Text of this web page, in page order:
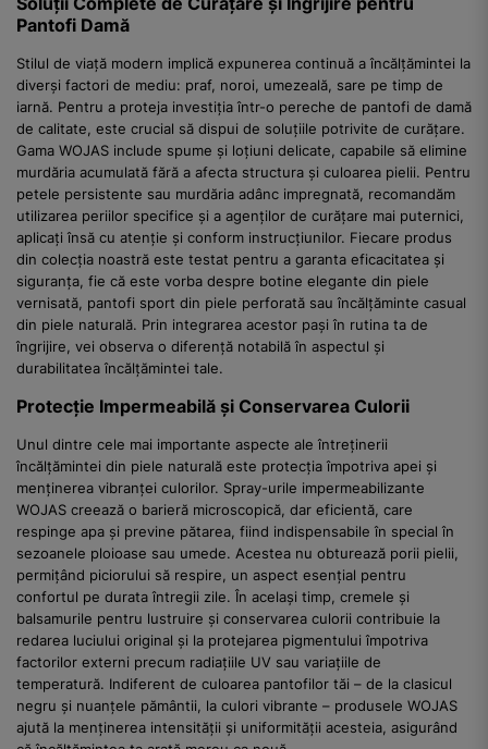
Pantofi Damă
Stilul de viață modern implică expunerea continuă a încălțămintei la
diverși factori de mediu: praf, noroi, umezeală, sare pe timp de
iarnă. Pentru a proteja investiția într-o pereche de pantofi de damă
de calitate, este crucial să dispui de soluțiile potrivite de curățare.
Gama WOJAS include spume și loțiuni delicate, capabile să elimine
murdăria acumulată fără a afecta structura și culoarea pielii. Pentru
petele persistente sau murdăria adânc impregnată, recomandăm
utilizarea periilor specifice și a agenților de curățare mai puternici,
aplicați însă cu atenție și conform instrucțiunilor. Fiecare produs
din colecția noastră este testat pentru a garanta eficacitatea și
siguranța, fie că este vorba despre botine elegante din piele
vernisată, pantofi sport din piele perforată sau încălțăminte casual
din piele naturală. Prin integrarea acestor pași în rutina ta de
îngrijire, vei observa o diferență notabilă în aspectul și
durabilitatea încălțămintei tale.
Protecție Impermeabilă și Conservarea Culorii
Unul dintre cele mai importante aspecte ale întreținerii
încălțămintei din piele naturală este protecția împotriva apei și
menținerea vibranței culorilor. Spray-urile impermeabilizante
WOJAS creează o barieră microscopică, dar eficientă, care
respinge apa și previne pătarea, fiind indispensabile în special în
sezoanele ploioase sau umede. Acestea nu obturează porii pielii,
permițând piciorului să respire, un aspect esențial pentru
confortul pe durata întregii zile. În același timp, cremele și
balsamurile pentru lustruire și conservarea culorii contribuie la
redarea luciului original și la protejarea pigmentului împotriva
factorilor externi precum radiațiile UV sau variațiile de
temperatură. Indiferent de culoarea pantofilor tăi – de la clasicul
negru și nuanțele pământii, la culori vibrante – produsele WOJAS
ajută la menținerea intensității și uniformității acesteia, asigurând